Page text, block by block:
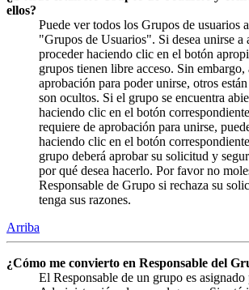
ellos?
Puede ver todos los Grupos de usuarios
"Grupos de Usuarios". Si desea unirse a
proceder haciendo clic en el botón
grupos tienen libre acceso. Sin embargo,
aprobación para poder unirse, otros
son ocultos. Si el grupo se encuentra
haciendo clic en el botón
requiere de aprobación para unirse,
haciendo clic en el botón
grupo deberá aprobar su solicitud y
por qué desea hacerlo. Por favor no
Responsable de Grupo si rechaza su
tenga sus razones.
Arriba
¿Cómo me convierto en Responsable del
El Responsable de un grupo es asignado